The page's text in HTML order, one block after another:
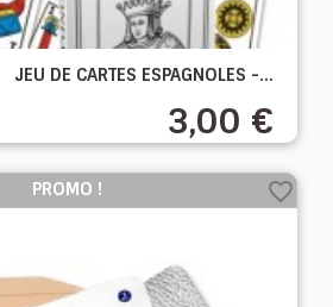
JEU DE CARTES ESPAGNOLES -...
3,00 €
PROMO ! favorite_border